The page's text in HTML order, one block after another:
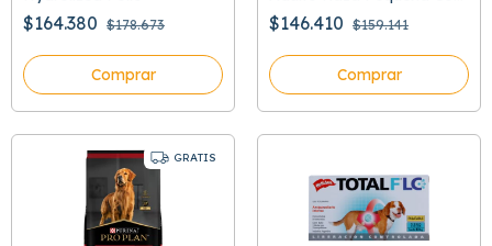
$164.380 $178.673
Comprar
Optifit
$146.410 $159.141
Comprar
GRATIS